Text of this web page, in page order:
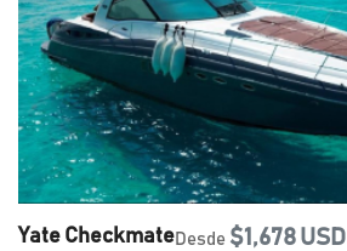
Yate CheckmateDesde $1,678 USD